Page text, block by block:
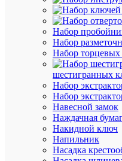
Набор
Набор
Набор торцевых
шестигранных
Набор
Набор
Навесной замок
Наждачная
Накидной ключ
Напильник
Насадка